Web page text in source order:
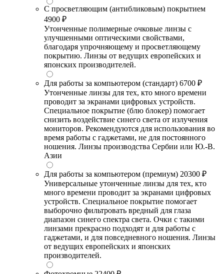
С просветляющим (антибликовым) покрытием
4900 ₽
Утонченные полимерные очковые линзы с
улучшенными оптическими свойствами,
благодаря упрочняющему и просветляющему
покрытию. Линзы от ведущих европейских и
японских производителей.
Для работы за компьютером (стандарт) 6700 ₽
Утонченные линзы для тех, кто много времени
проводит за экранами цифровых устройств.
Специальное покрытие (блю блокер) помогает
снизить воздействие синего света от излучения
мониторов. Рекомендуются для использования во
время работы с гаджетами, не для постоянного
ношения. Линзы производства Сербии или Ю.-В.
Азии
Для работы за компьютером (премиум) 20300 ₽
Универсальные утонченные линзы для тех, кто
много времени проводит за экранами цифровых
устройств. Специальное покрытие помогает
выборочно фильтровать вредный для глаза
диапазон синего спектра света. Очки с такими
линзами прекрасно подходят и для работы с
гаджетами, и для повседневного ношения. Линзы
от ведущих европейских и японских
производителей.